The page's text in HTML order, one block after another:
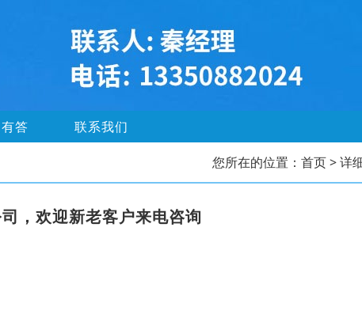
答 联系我们
您所在的位置： 首页> 详
，欢迎新老客户来电咨询